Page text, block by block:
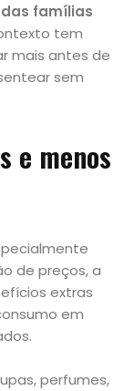
das famílias
tem
mais antes de
sem
e menos
de preços, a
extras
em
perfumes,